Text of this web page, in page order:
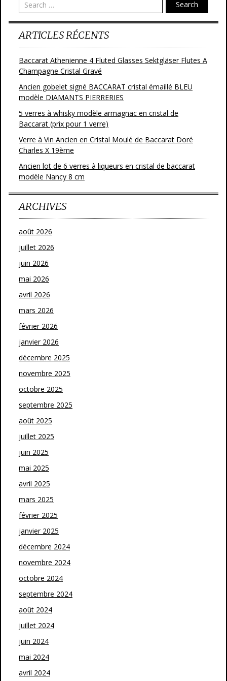
k Search
ARTICLES RÉCENTS
Baccarat Athenienne 4 Fluted Glasses Sektgläser Flutes A
Champagne Cristal Gravé
Ancien gobelet signé BACCARAT cristal émaillé BLEU
modèle DIAMANTS PIERRERIES
5 verres à whisky modèle armagnac en cristal de
Baccarat (prix pour 1 verre)
Verre à Vin Ancien en Cristal Moulé de Baccarat Doré
Charles X 19ème
Ancien lot de 6 verres à liqueurs en cristal de baccarat
modèle Nancy 8 cm
ARCHIVES
août 2026
juillet 2026
juin 2026
mai 2026
avril 2026
mars 2026
février 2026
janvier 2026
décembre 2025
novembre 2025
octobre 2025
septembre 2025
août 2025
juillet 2025
juin 2025
mai 2025
avril 2025
mars 2025
février 2025
janvier 2025
décembre 2024
novembre 2024
octobre 2024
septembre 2024
août 2024
juillet 2024
juin 2024
mai 2024
avril 2024